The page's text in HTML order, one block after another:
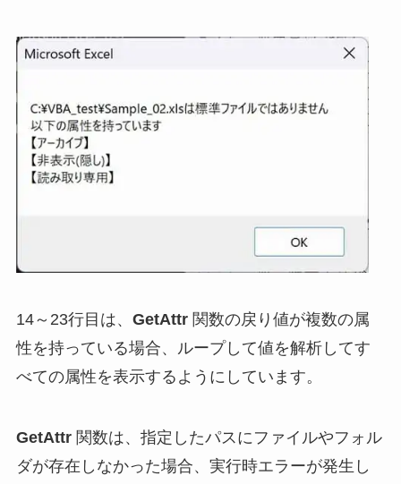
14～23行目は、 GetAttr関数の戻り値が複数の属
性を持っている場合、ループして値を解析してす
べての属性を表示するようにしています。
GetAttr関数は、指定したパスにファイルやフォル
ダが存在しなかった場合、実行時エラーが発生し